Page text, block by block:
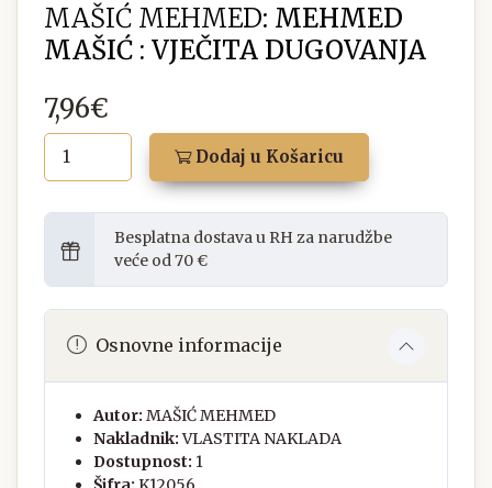
MAŠIĆ MEHMED: MEHMED
MAŠIĆ : VJEČITA DUGOVANJA
7,96€
Dodaj u Košaricu
Besplatna dostava u RH za narudžbe
veće od 70 €
Osnovne informacije
Autor: MAŠIĆ MEHMED
Nakladnik: VLASTITA NAKLADA
Dostupnost: 1